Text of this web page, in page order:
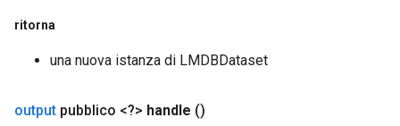
ritorna
una nuova istanza di LMDBDataset
output pubblico <?> handle ()